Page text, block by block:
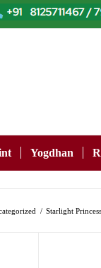
Yogdhan
/ Starlight